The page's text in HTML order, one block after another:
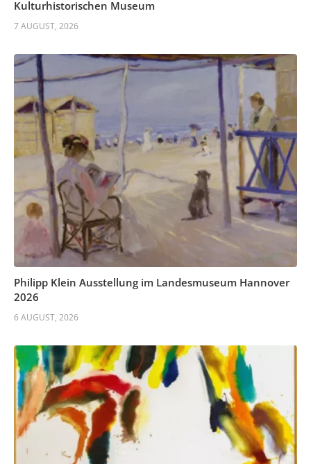
Kulturhistorischen Museum
7 AUGUST, 2026
Philipp Klein Ausstellung im Landesmuseum Hannover
2026
6 AUGUST, 2026